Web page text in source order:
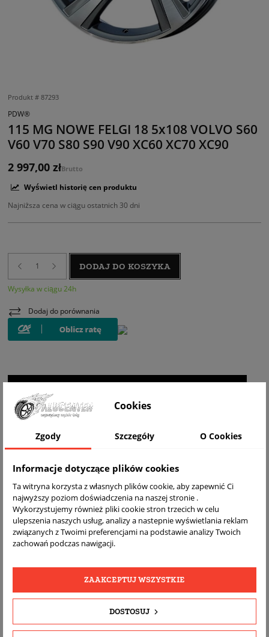
Produkt #87293
PDW®
115 MG NOWE FELGI 18 5x108 VOLVO S60
V60 V70 S80 S90 V90 XC60 XC70 XC90
2 997,00 złBrutto
Wyświetl historię cen produktu
Najniższa cena w ciągu ostatnich 30 dni
DODAJ DO KOSZYKA
Wysyłka w ciągu 24h
Dodaj do porównania
DARMOWA
WYSYŁKA
BEZPŁATNY
REALNE
Cookies
Zgody Szczegóły O Cookies
Informacje dotyczące plików cookies
Ta witryna korzysta z własnych plików cookie, aby zapewnić Ci
najwyższy poziom doświadczenia na naszej stronie .
Wykorzystujemy również pliki cookie stron trzecich w celu
ulepszenia naszych usług, analizy a nastepnie wyświetlania reklam
związanych z Twoimi preferencjami na podstawie analizy Twoich
zachowań podczas nawigacji.
DOSTOSUJ
ZAAKCEPTUJ WSZYSTKIE